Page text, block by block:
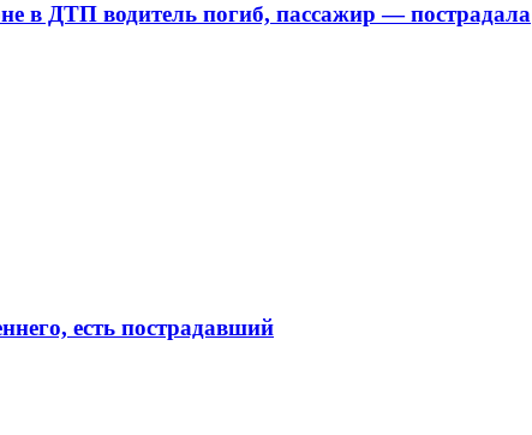
в ДТП водитель погиб, пассажир — пострадала
есть пострадавший